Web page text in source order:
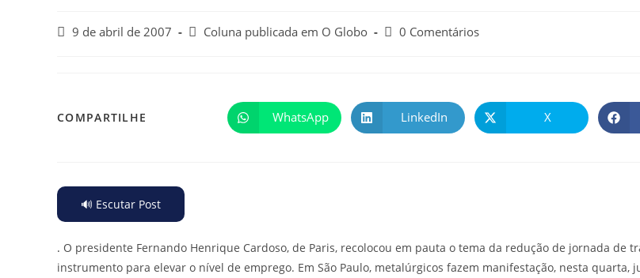
9 de abril de 2007 Coluna publicada em O Globo 0 Comentários
COMPARTILHE WhatsApp LinkedIn X
🔊 Escutar Post
. O presidente Fernando Henrique Cardoso, de Paris, recolocou em pauta o tema da redução de jornada de
instrumento para elevar o nível de emprego. Em São Paulo, metalúrgicos fazem manifestação, nesta quarta,